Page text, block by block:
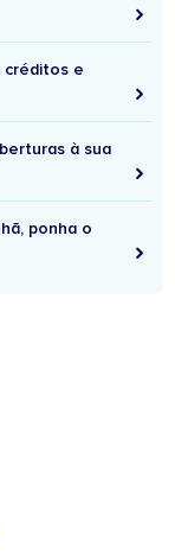
créditos e
à sua
ponha o